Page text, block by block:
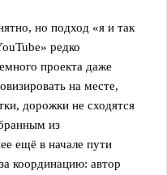
но подход «я и так
редко
проекта даже
на месте,
дорожки не сходятся
из
ещё в начале пути
координацию: автор